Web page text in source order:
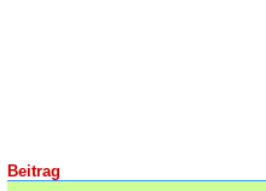
Beitrag